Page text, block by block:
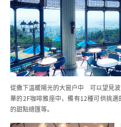
從撒下溫暖陽光的大窗戶中 可以望見
華的2F咖啡雅座中，備有12種可供挑選
的甜點總匯等。